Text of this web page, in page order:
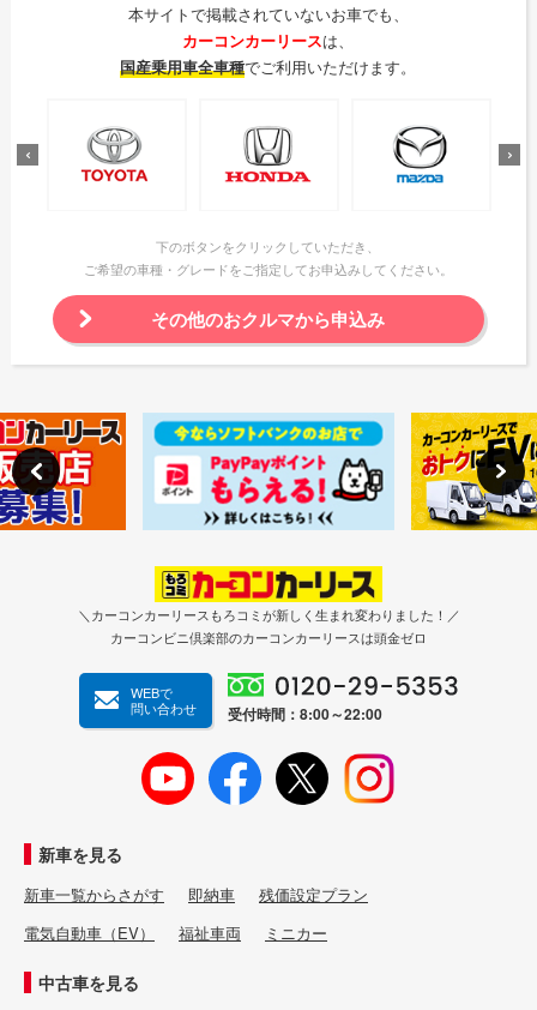
本サイトで掲載されていないお車でも、
カーコンカーリースは、
国産乗用車全車種でご利用いただけます。
下のボタンをクリックしていただき、
ご希望の車種・グレードをご指定してお申込みしてください。
その他のおクルマから申込み
＼カーコンカーリースもろコミが新しく生まれ変わりました！／
カーコンビニ倶楽部のカーコンカーリースは頭金ゼロ
WEBで
問い合わせ
受付時間：8:00～22:00
新車を見る
新車一覧からさがす 即納車
残価設定プラン
電気自動車（EV）
福祉車両 ミニカー
中古車を見る